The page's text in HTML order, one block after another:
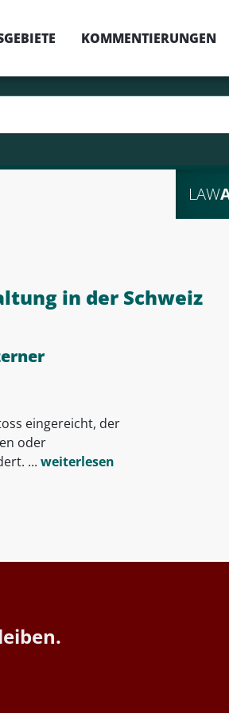
KOMMENTIERUNGEN
LAW
in der Schweiz
eingereicht, der
oder
... weiterlesen